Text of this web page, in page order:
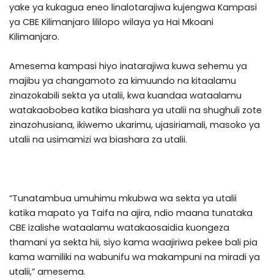
yake ya kukagua eneo linalotarajiwa kujengwa Kampasi
ya CBE Kilimanjaro lililopo wilaya ya Hai Mkoani
Kilimanjaro.
Amesema kampasi hiyo inatarajiwa kuwa sehemu ya
majibu ya changamoto za kimuundo na kitaalamu
zinazokabili sekta ya utalii, kwa kuandaa wataalamu
watakaobobea katika biashara ya utalii na shughuli zote
zinazohusiana, ikiwemo ukarimu, ujasiriamali, masoko ya
utalii na usimamizi wa biashara za utalii.
“Tunatambua umuhimu mkubwa wa sekta ya utalii
katika mapato ya Taifa na ajira, ndio maana tunataka
CBE izalishe wataalamu watakaosaidia kuongeza
thamani ya sekta hii, siyo kama waajiriwa pekee bali pia
kama wamiliki na wabunifu wa makampuni na miradi ya
utalii,” amesema.